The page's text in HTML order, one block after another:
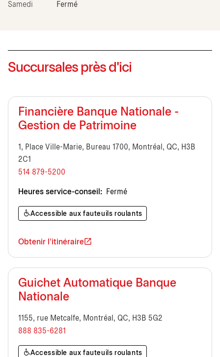
Samedi Fermé
Succursales près d'ici
Financière Banque Nationale -
Gestion de Patrimoine
1, Place Ville-Marie, Bureau 1700, Montréal, QC, H3B
2C1
514 879-5200
Heures service-conseil: Fermé
Accessible aux fauteuils roulants
Obtenir l'itinéraire
Guichet Automatique Banque
Nationale
1155, rue Metcalfe, Montréal, QC, H3B 5G2
888 835-6281
Accessible aux fauteuils roulants